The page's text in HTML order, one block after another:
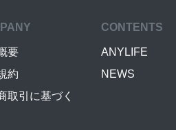
要
約
取引に基づく
CONTENTS
ANYLIFE
NEWS